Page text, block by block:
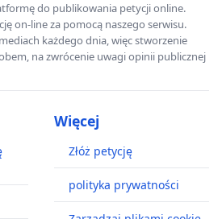
do publikowania petycji online.
on-line za pomocą naszego serwisu.
każdego dnia, więc stworzenie
na zwrócenie uwagi opinii publicznej
Więcej
Złóż petycję
polityka prywatności